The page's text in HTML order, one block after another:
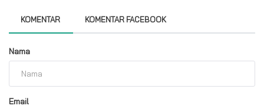
KOMENTAR KOMENTAR FACEBOOK
Nama
Email